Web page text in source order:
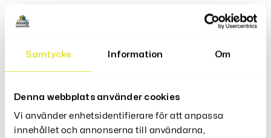
Samtycke Information Om
Denna webbplats använder cookies
Vi använder enhetsidentifierare för att anpassa
innehållet och annonserna till användarna,
Recensioner (0)
Relaterade Produkter